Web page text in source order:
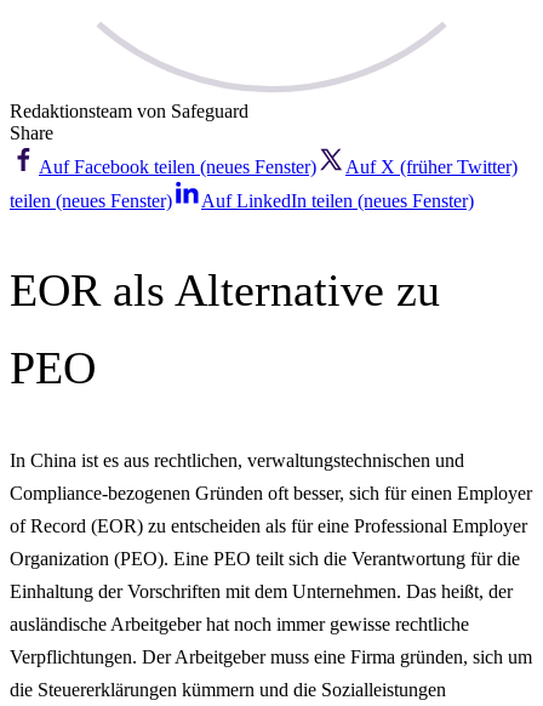
Redaktionsteam von Safeguard
Share
Auf Facebook teilen (neues Fenster)
Auf X (früher Twitter)
teilen (neues Fenster)
Auf LinkedIn teilen (neues Fenster)
EOR als Alternative zu
PEO
In China ist es aus rechtlichen, verwaltungstechnischen und
Compliance-bezogenen Gründen oft besser, sich für einen Employer
of Record (EOR) zu entscheiden als für eine Professional Employer
Organization (PEO). Eine PEO teilt sich die Verantwortung für die
Einhaltung der Vorschriften mit dem Unternehmen. Das heißt, der
ausländische Arbeitgeber hat noch immer gewisse rechtliche
Verpflichtungen. Der Arbeitgeber muss eine Firma gründen, sich um
die Steuererklärungen kümmern und die Sozialleistungen